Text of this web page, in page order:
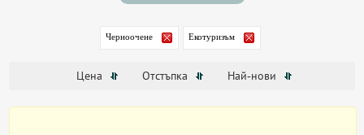
Черноочене Екотуризъм
Цена Отстъпка Най-нови